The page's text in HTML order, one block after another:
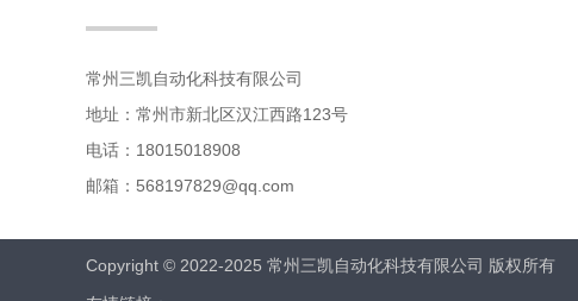
常州三凯自动化科技有限公司
地址：常州市新北区汉江西路123号
电话：18015018908
邮箱：568197829@qq.com
Copyright © 2022-2025 常州三凯自动化科技有限公司 版权所有